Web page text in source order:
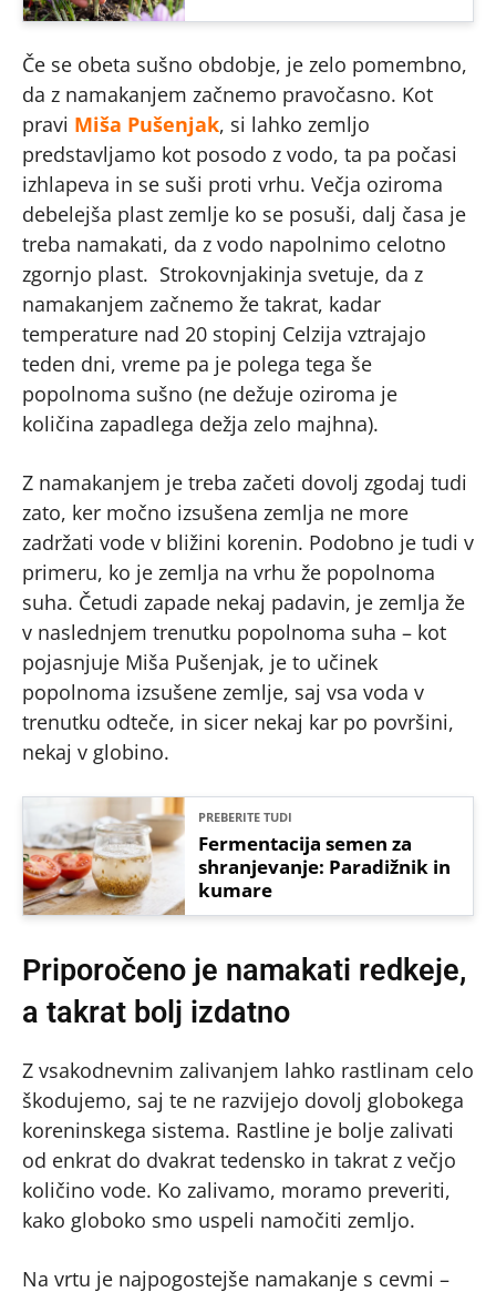
Če se obeta sušno obdobje, je zelo pomembno,
da z namakanjem začnemo pravočasno. Kot
pravi Miša Pušenjak, si lahko zemljo
predstavljamo kot posodo z vodo, ta pa počasi
izhlapeva in se suši proti vrhu. Večja oziroma
debelejša plast zemlje ko se posuši, dalj časa je
treba namakati, da z vodo napolnimo celotno
zgornjo plast. Strokovnjakinja svetuje, da z
namakanjem začnemo že takrat, kadar
temperature nad 20 stopinj Celzija vztrajajo
teden dni, vreme pa je polega tega še
popolnoma sušno (ne dežuje oziroma je
količina zapadlega dežja zelo majhna).
Z namakanjem je treba začeti dovolj zgodaj tudi
zato, ker močno izsušena zemlja ne more
zadržati vode v bližini korenin. Podobno je tudi v
primeru, ko je zemlja na vrhu že popolnoma
suha. Četudi zapade nekaj padavin, je zemlja že
v naslednjem trenutku popolnoma suha – kot
pojasnjuje Miša Pušenjak, je to učinek
popolnoma izsušene zemlje, saj vsa voda v
trenutku odteče, in sicer nekaj kar po površini,
nekaj v globino.
PREBERITE TUDI
Fermentacija semen za
shranjevanje: Paradižnik in
kumare
Priporočeno je namakati redkeje,
a takrat bolj izdatno
Z vsakodnevnim zalivanjem lahko rastlinam celo
škodujemo, saj te ne razvijejo dovolj globokega
koreninskega sistema. Rastline je bolje zalivati
od enkrat do dvakrat tedensko in takrat z večjo
količino vode. Ko zalivamo, moramo preveriti,
kako globoko smo uspeli namočiti zemljo.
Na vrtu je najpogostejše namakanje s cevmi –